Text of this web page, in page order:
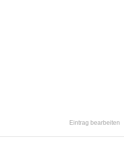
Eintrag bearbeiten